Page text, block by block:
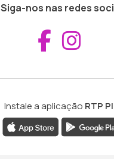
Siga-nos nas redes
Instale a aplicação RTP